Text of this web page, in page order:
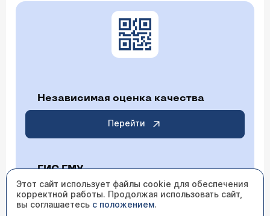
Независимая оценка качества
Перейти
ГИС ГМУ
Перейти
Этот сайт использует файлы cookie для обеспечения
корректной работы. Продолжая использовать сайт,
вы соглашаетесь с положением.